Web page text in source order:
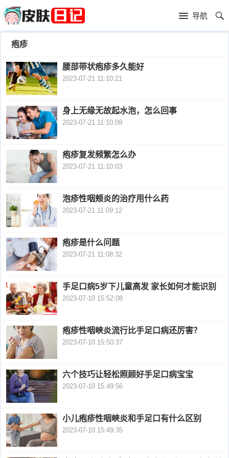
导航
首
页
首
肤
护
过
敏
炎
黑
痘
肤
痒
毛
炎
粉
刺
抗
衰
老
痤
疮
风
疹
皮
肤
疹
疹
水
麻
鱼
疱疹
腰部带状疱疹多久能好
2023-07-21 11:10:21
身上无缘无故起水泡，怎么回事
2023-07-21 11:10:09
疱疹复发频繁怎么办
2023-07-21 11:10:03
泡疹性咽颊炎的治疗用什么药
2023-07-21 11:09:12
疱疹是什么问题
2023-07-21 11:08:32
手足口病5岁下儿童高发 家长如何才能识别
2023-07-10 15:52:08
疱疹性咽峡炎流行比手足口病还厉害？
2023-07-10 15:50:37
六个技巧让轻松照顾好手足口病宝宝
2023-07-10 15:49:56
小儿疱疹性咽峡炎和手足口有什么区别
2023-07-10 15:49:35